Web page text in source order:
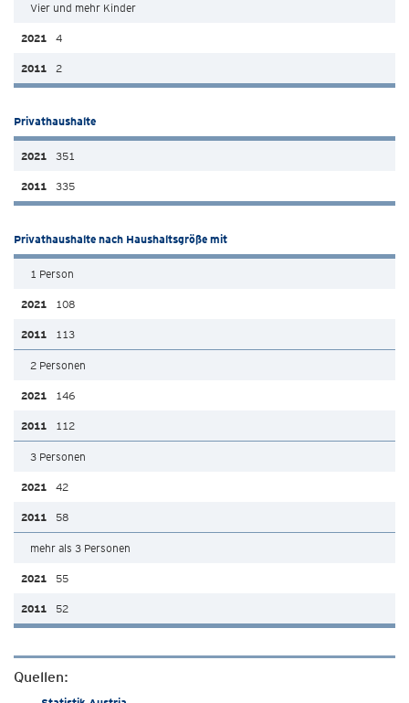
Vier und mehr Kinder
4
2
Privathaushalte
351
335
Privathaushalte nach Haushaltsgröße mit
1 Person
108
113
2 Personen
146
112
3 Personen
42
58
mehr als 3 Personen
55
52
Quellen: